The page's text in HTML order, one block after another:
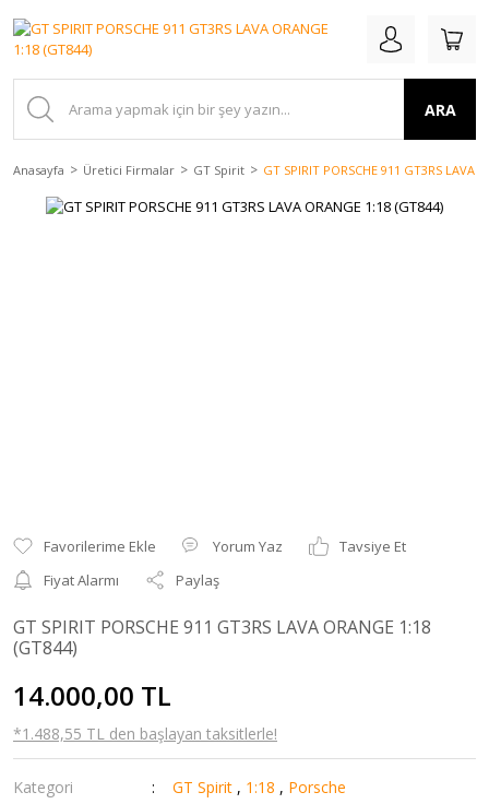
ARA
Anasayfa Üretici Firmalar GT Spirit GT SPIRIT PORSCHE 911 GT3RS LAVA
Yorum Yaz
Tavsiye Et
Fiyat Alarmı
Paylaş
GT SPIRIT PORSCHE 911 GT3RS LAVA ORANGE 1:18
(GT844)
14.000,00 TL
*1.488,55 TL den başlayan taksitlerle!
Kategori GT Spirit , 1:18 , Porsche